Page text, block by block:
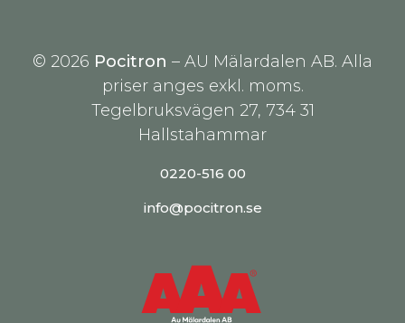
© 2026 Pocitron – AU Mälardalen AB. Alla
priser anges exkl. moms.
Tegelbruksvägen 27, 734 31
Hallstahammar
0220-516 00
info@pocitron.se